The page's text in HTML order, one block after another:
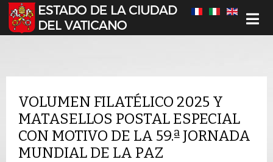
Seleccione su idioma
VOLUMEN FILATÉLICO 2025 Y
MATASELLOS POSTAL ESPECIAL
CON MOTIVO DE LA 59.ª JORNADA
MUNDIAL DE LA PAZ